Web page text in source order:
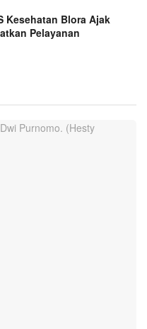
Kesehatan Blora Ajak
Pelayanan